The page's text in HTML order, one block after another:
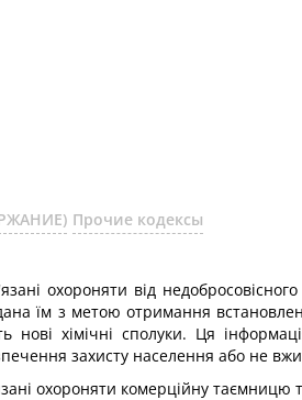
Прочие кодексы
охороняти від
їм з метою отримання
нові хімічні сполуки. Ця
захисту населення або не
охороняти комерційну